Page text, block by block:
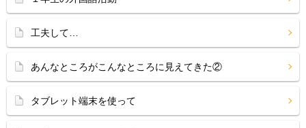
工夫して…
あんなところがこんなところに見えてきた②
タブレット端末を使って